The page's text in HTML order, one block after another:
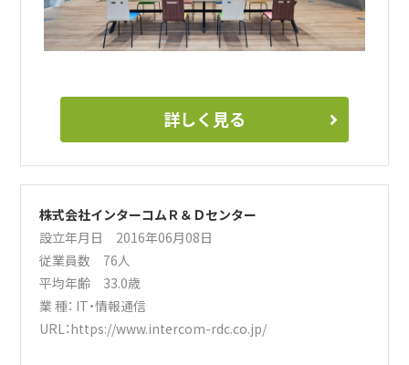
詳しく見る
株式会社インターコムＲ＆Ｄセンター
設立年月日 2016年06月08日
従業員数 76人
平均年齢 33.0歳
業 種： IT・情報通信
URL：https://www.intercom-rdc.co.jp/